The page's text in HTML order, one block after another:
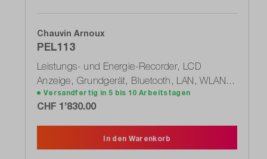
Chauvin Arnoux
PEL113
Leistungs- und Energie-Recorder, LCD
Anzeige, Grundgerät, Bluetooth, LAN, WLAN,
USB, PEL100 Serie (P01157157)
Versandfertig in 5 bis 10 Arbeitstagen
CHF 1’830.00
In den Warenkorb